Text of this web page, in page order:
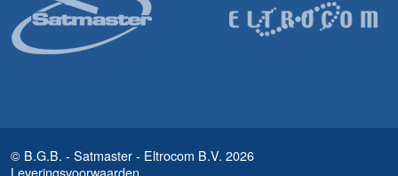
© B.G.B. - Satmaster - Eltrocom B.V. 2026
Leveringsvoorwaarden